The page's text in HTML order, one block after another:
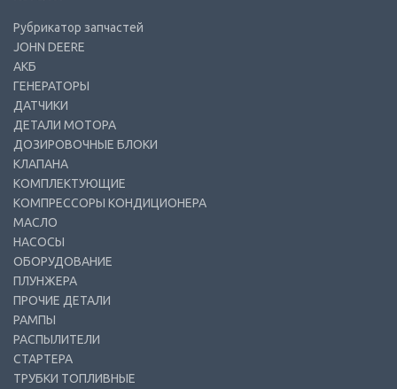
Рубрикатор запчастей
JOHN DEERE
АКБ
ГЕНЕРАТОРЫ
ДАТЧИКИ
ДЕТАЛИ МОТОРА
ДОЗИРОВОЧНЫЕ БЛОКИ
КЛАПАНА
КОМПЛЕКТУЮЩИЕ
КОМПРЕССОРЫ КОНДИЦИОНЕРА
МАСЛО
НАСОСЫ
ОБОРУДОВАНИЕ
ПЛУНЖЕРА
ПРОЧИЕ ДЕТАЛИ
РАМПЫ
РАСПЫЛИТЕЛИ
СТАРТЕРА
ТРУБКИ ТОПЛИВНЫЕ